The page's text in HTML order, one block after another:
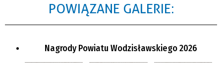
POWIĄZANE GALERIE:
Nagrody Powiatu Wodzisławskiego 2026